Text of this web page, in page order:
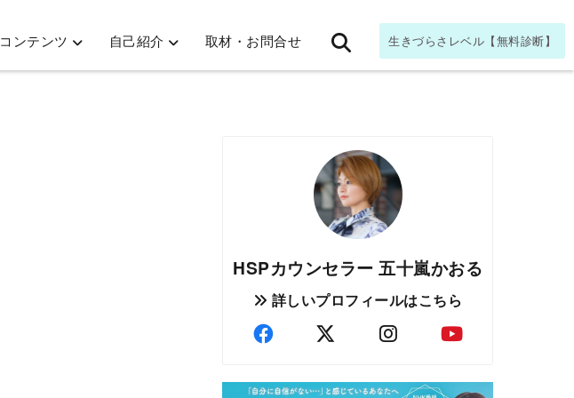
コンテンツ 自己紹介 取材・お問合せ 生きづらさレベル【無料診断】
HSPカウンセラー 五十嵐かおる
詳しいプロフィールはこちら